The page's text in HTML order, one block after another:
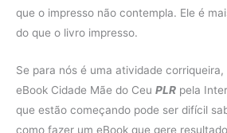
que o impresso não contempla. Ele é
do que o livro impresso.
Se para nós é uma atividade
eBook Cidade Mãe do Ceu PLR pela
que estão começando pode ser difícil
como fazer um eBook que gere